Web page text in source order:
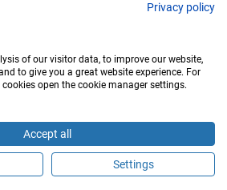
PLEASE CONTACT : 112
S.A. 42, Rue de la Vallée, L-2661 Luxembourg
Privacy policy
of our visitor data, to improve our website,
to give you a great website experience. For
open the cookie manager settings.
Accept all
Settings